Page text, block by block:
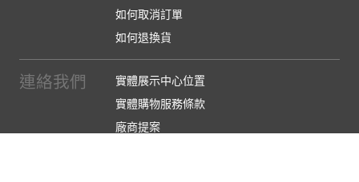
如何取消訂單
如何退換貨
連絡我們
實體展示中心位置
實體購物服務條款
廠商提案